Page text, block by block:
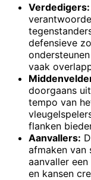
Verdedigers:
defensieve
vaak
doorgaans
tempo van
flanken
Aanvallers:
afmaken van
aanvaller
en kansen